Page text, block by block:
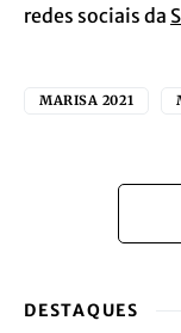
redes sociais da
MARISA 2021
DESTAQUES